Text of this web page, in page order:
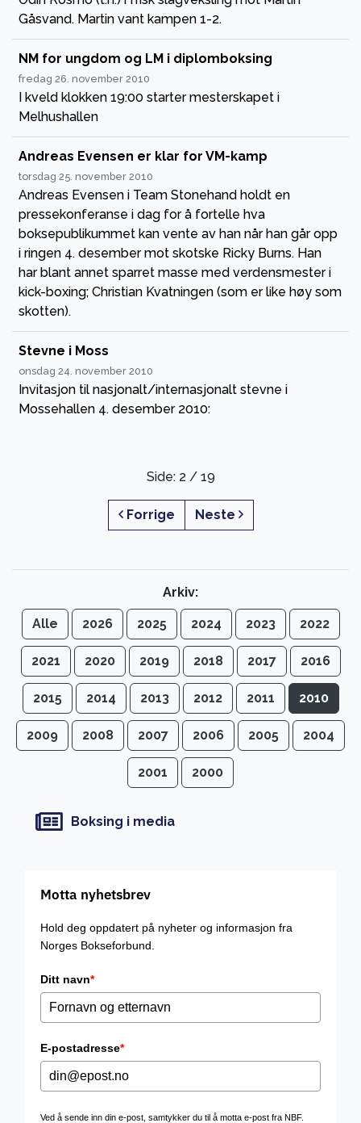
Gåsvand. Martin vant kampen 1-2.
NM for ungdom og LM i diplomboksing
fredag 26. november 2010
I kveld klokken 19:00 starter mesterskapet i
Melhushallen
Andreas Evensen er klar for VM-kamp
torsdag 25. november 2010
Andreas Evensen i Team Stonehand holdt en
pressekonferanse i dag for å fortelle hva
boksepublikummet kan vente av han når han går opp
i ringen 4. desember mot skotske Ricky Burns. Han
har blant annet sparret masse med verdensmester i
kick-boxing; Christian Kvatningen (som er like høy som
skotten).
Stevne i Moss
onsdag 24. november 2010
Invitasjon til nasjonalt/internasjonalt stevne i
Mossehallen 4. desember 2010:
Side: 2 / 19
Forrige Neste
Arkiv:
Alle 2026 2025 2024 2023 2022
2021 2020 2019 2018 2017 2016
2015 2014 2013 2012 2011 2010
2009 2008 2007 2006 2005 2004
2001 2000
Boksing i media
Motta nyhetsbrev
Hold deg oppdatert på nyheter og informasjon fra
Norges Bokseforbund.
Ditt navn*
E-postadresse*
Ved å sende inn din e-post, samtykker du til å motta e-post fra NBF.